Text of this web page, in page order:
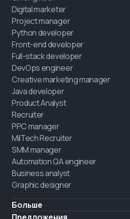
Digital marketer
Project manager
Python developer
Front-end developer
Full-stack developer
DevOps engineer
Creative marketing manager
Java developer
Product Analyst
Recruiter
PPC manager
MilTech Recruiter
SMM manager
Automation QA engineer
Business analyst
Graphic designer
Больше
Цены